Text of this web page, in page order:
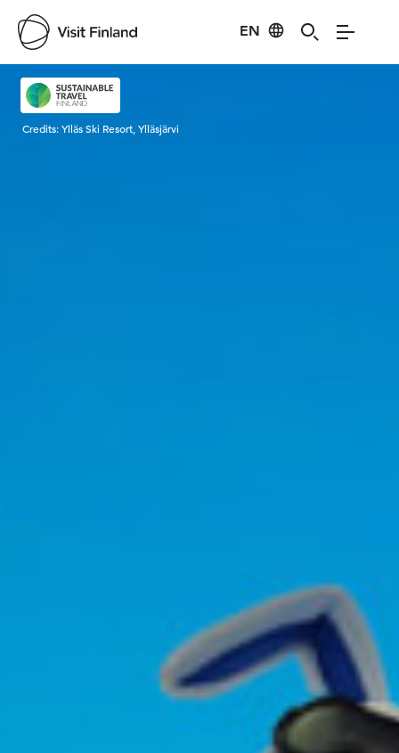
EN
Visit Finland
Credits:Ylläs Ski Resort, Ylläsjärvi